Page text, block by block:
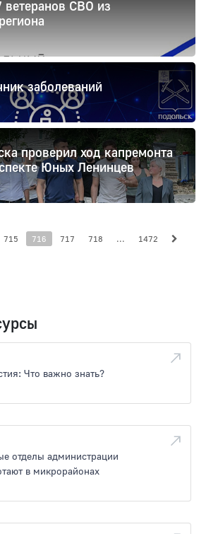
СВО из
заболеваний
проверил ход капремонта
Юных Ленинцев
715 716 717 718 ... 1472
Что важно знать?
отделы администрации
в микрорайонах